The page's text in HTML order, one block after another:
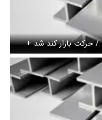
قیمت تیرآهن امروز ۳ خرداد ۱۴۰۵ / حرکت بازار کند شد +